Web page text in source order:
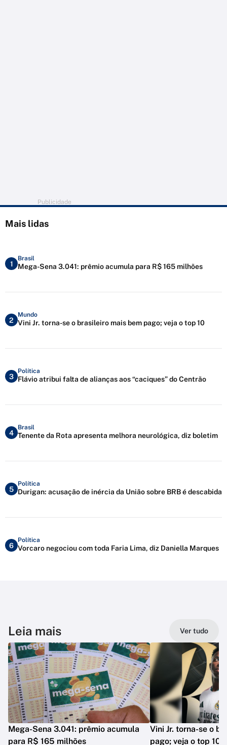
Publicidade
Mais lidas
1
Brasil
Mega-Sena 3.041: prêmio acumula para R$ 165 milhões
2
Mundo
Vini Jr. torna-se o brasileiro mais bem pago; veja o top 10
3
Política
Flávio atribui falta de alianças aos “caciques” do Centrão
4
Brasil
Tenente da Rota apresenta melhora neurológica, diz boletim
5
Política
Durigan: acusação de inércia da União sobre BRB é descabida
6
Política
Vorcaro negociou com toda Faria Lima, diz Daniella Marques
Leia mais Ver tudo
Mega-Sena 3.041: prêmio acumula
para R$ 165 milhões
Vini Jr. torna-se o
pago; veja o top 10